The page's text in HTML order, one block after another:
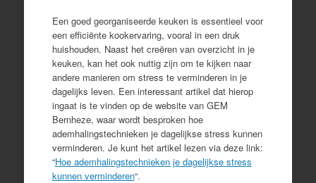
Een goed georganiseerde keuken is essentieel voor
een efficiënte kookervaring, vooral in een druk
huishouden. Naast het creëren van overzicht in je
keuken, kan het ook nuttig zijn om te kijken naar
andere manieren om stress te verminderen in je
dagelijks leven. Een interessant artikel dat hierop
ingaat is te vinden op de website van GEM
Bernheze, waar wordt besproken hoe
ademhalingstechnieken je dagelijkse stress kunnen
verminderen. Je kunt het artikel lezen via deze link:
“Hoe ademhalingstechnieken je dagelijkse stress
kunnen verminderen“.